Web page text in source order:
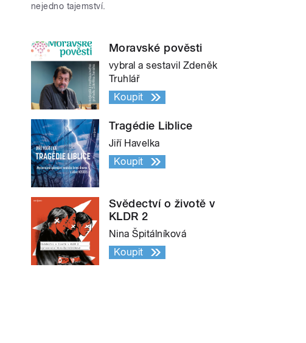
nejedno tajemství.
Moravské pověsti
vybral a sestavil Zdeněk
Truhlář
Koupit
Tragédie Liblice
Jiří Havelka
Koupit
Svědectví o životě v
KLDR 2
Nina Špitálníková
Koupit